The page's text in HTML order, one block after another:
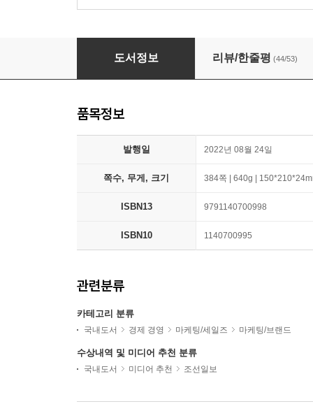
믹스 (MIX)
도서정보 리뷰/한줄평 (44/53)
품목정보
발행일 2022년 08월 24일
쪽수, 무게, 크기 384쪽 | 640g |
ISBN13 9791140700998
ISBN10 1140700995
관련분류
카테고리 분류
국내도서 경제 경영 마케팅/세일즈 마케팅/브랜드
수상내역 및 미디어 추천 분류
국내도서 미디어 추천 조선일보